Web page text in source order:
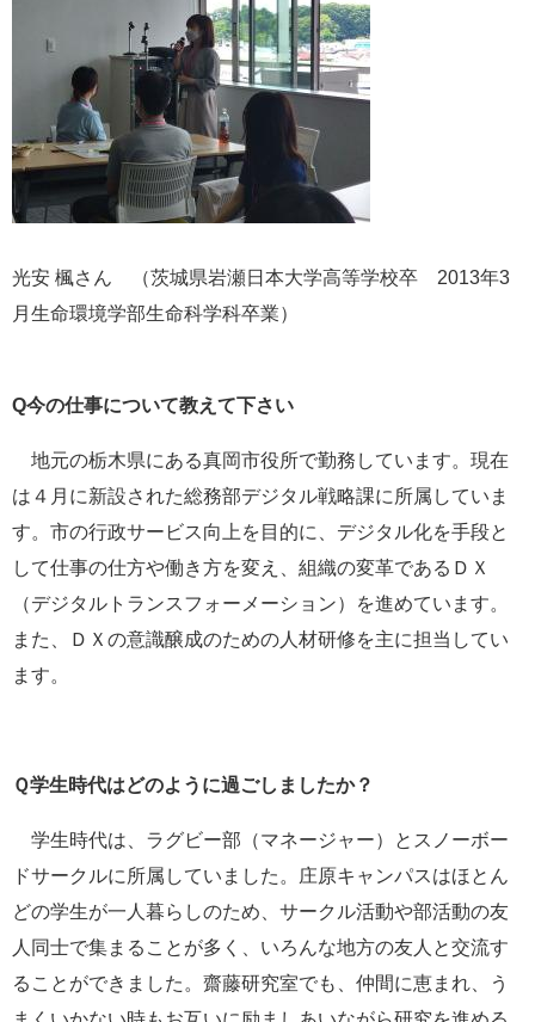
光安 楓さん （茨城県岩瀬日本大学高等学校卒 2013年3
月生命環境学部生命科学科卒業）
Q今の仕事について教えて下さい
地元の栃木県にある真岡市役所で勤務しています。現在
は４月に新設された総務部デジタル戦略課に所属していま
す。市の行政サービス向上を目的に、デジタル化を手段と
して仕事の仕方や働き方を変え、組織の変革であるＤＸ
（デジタルトランスフォーメーション）を進めています。
また、ＤＸの意識醸成のための人材研修を主に担当してい
ます。
Ｑ学生時代はどのように過ごしましたか？
学生時代は、ラグビー部（マネージャー）とスノーボー
ドサークルに所属していました。庄原キャンパスはほとん
どの学生が一人暮らしのため、サークル活動や部活動の友
人同士で集まることが多く、いろんな地方の友人と交流す
ることができました。齋藤研究室でも、仲間に恵まれ、う